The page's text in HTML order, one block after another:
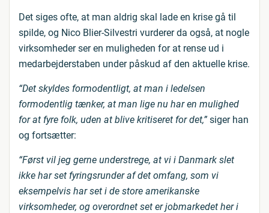
Det siges ofte, at man aldrig skal lade en krise gå til
spilde, og Nico Blier-Silvestri vurderer da også, at nogle
virksomheder ser en muligheden for at rense ud i
medarbejderstaben under påskud af den aktuelle krise.
“Det skyldes formodentligt, at man i ledelsen
formodentlig tænker, at man lige nu har en mulighed
for at fyre folk, uden at blive kritiseret for det,” siger han
og fortsætter:
“Først vil jeg gerne understrege, at vi i Danmark slet
ikke har set fyringsrunder af det omfang, som vi
eksempelvis har set i de store amerikanske
virksomheder, og overordnet set er jobmarkedet her i